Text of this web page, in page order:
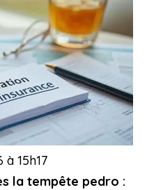
la tempête pedro :
15h17